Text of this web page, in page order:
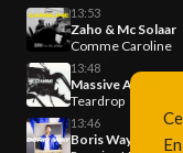
13:53
Zaho & Mc Solaar
Comme Caroline
13:48
Massive Attack
Teardrop
13:46
Boris Way